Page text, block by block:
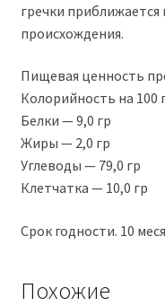
гречки
происхождения.
Пищевая ценность
Колорийность на 100
Белки — 9,0 гр
Жиры — 2,0 гр
Углеводы — 79,0 гр
Клетчатка — 10,0 гр
Срок годности. 10
Похожие